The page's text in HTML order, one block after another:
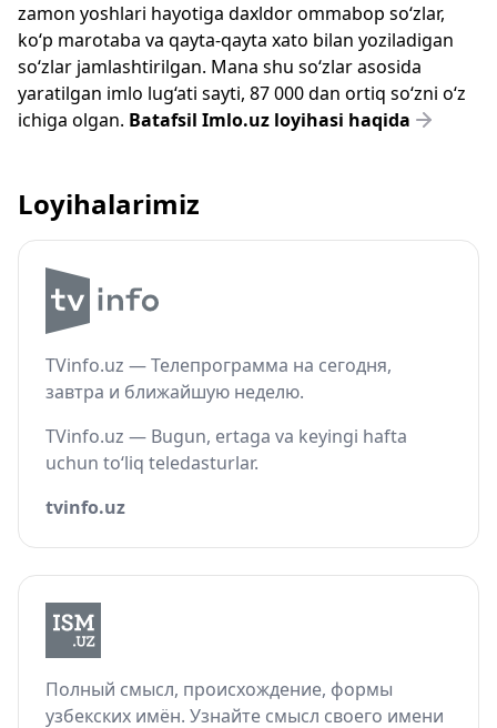
zamon yoshlari hayotiga daxldor ommabop so‘zlar,
ko‘p marotaba va qayta-qayta xato bilan yoziladigan
so‘zlar jamlashtirilgan. Mana shu so‘zlar asosida
yaratilgan imlo lug‘ati sayti, 87 000 dan ortiq so‘zni o‘z
ichiga olgan. Batafsil Imlo.uz loyihasi haqida
Loyihalarimiz
TVinfo.uz — Телепрограмма на сегодня,
завтра и ближайшую неделю.
TVinfo.uz — Bugun, ertaga va keyingi hafta
uchun to‘liq teledasturlar.
tvinfo.uz
Полный смысл, происхождение, формы
узбекских имён. Узнайте смысл своего имени